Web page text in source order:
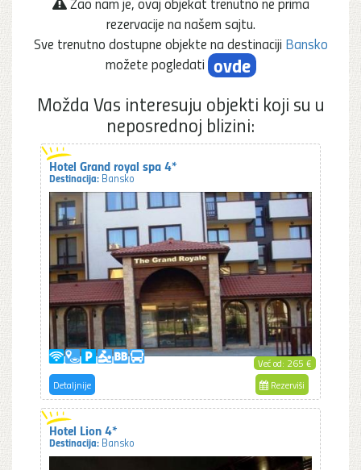
rezervacije na našem sajtu.
Sve trenutno dostupne objekte na destinaciji Bansko
možete pogledati ovde
Možda Vas interesuju objekti koji su u
neposrednoj blizini:
Već od: 265 €
Hotel Grand royal spa 4*
Destinacija: Bansko
Detaljnije Rezerviši
Hotel Lion 4*
Destinacija: Bansko